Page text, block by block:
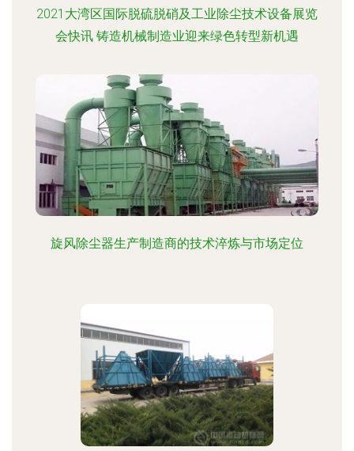
2021大湾区国际脱硫脱硝及工业除尘技术设备展览
会快讯 铸造机械制造业迎来绿色转型新机遇
旋风除尘器生产制造商的技术淬炼与市场定位